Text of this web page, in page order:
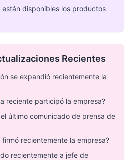
están disponibles los productos
Recientes
se expandió recientemente la
reciente participó la empresa?
último comunicado de prensa de
recientemente la empresa?
recientemente a jefe de